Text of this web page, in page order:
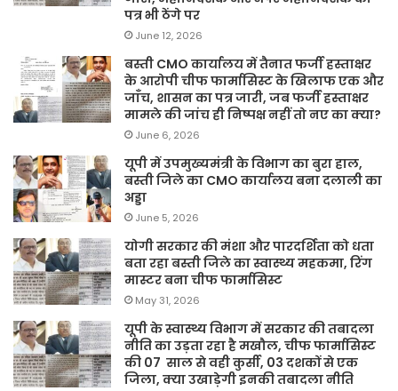
पत्र भी ठेंगे पर
June 12, 2026
बस्ती CMO कार्यालय में तैनात फर्जी हस्ताक्षर
के आरोपी चीफ फार्मासिस्ट के खिलाफ एक और
जाँच, शासन का पत्र जारी, जब फर्जी हस्ताक्षर
मामले की जांच ही निष्पक्ष नहीं तो नए का क्या?
June 6, 2026
यूपी में उपमुख्यमंत्री के विभाग का बुरा हाल,
बस्ती जिले का CMO कार्यालय बना दलाली का
अड्डा
June 5, 2026
योगी सरकार की मंशा और पारदर्शिता को धता
बता रहा बस्ती जिले का स्वास्थ्य महकमा, रिंग
मास्टर बना चीफ फार्मासिस्ट
May 31, 2026
यूपी के स्वास्थ्य विभाग में सरकार की तबादला
नीति का उड़ता रहा है मखौल, चीफ फार्मासिस्ट
की 07 साल से वही कुर्सी, 03 दशकों से एक
जिला, क्या उखाड़ेगी इनकी तबादला नीति